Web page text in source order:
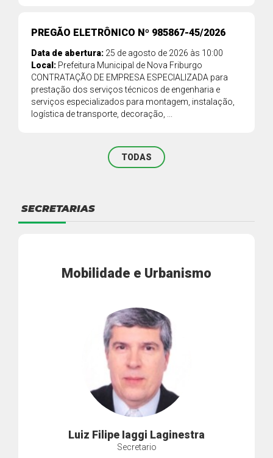
PREGÃO ELETRÔNICO Nº 985867-45/2026
Data de abertura: 25 de agosto de 2026 às 10:00
Local: Prefeitura Municipal de Nova Friburgo
CONTRATAÇÃO DE EMPRESA ESPECIALIZADA para
prestação dos serviços técnicos de engenharia e
serviços especializados para montagem, instalação,
logística de transporte, decoração, ...
TODAS
SECRETARIAS
Mobilidade e Urbanismo
Luiz Filipe Iaggi Laginestra
Secretario